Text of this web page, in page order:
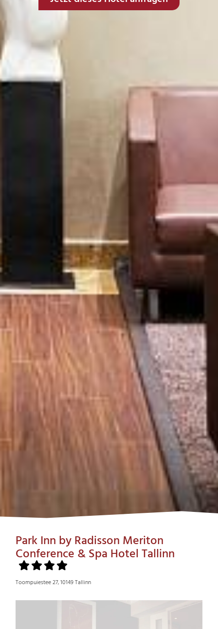
Park Inn by Radisson Meriton
Conference & Spa Hotel Tallinn
Toompuiestee 27, 10149 Tallinn